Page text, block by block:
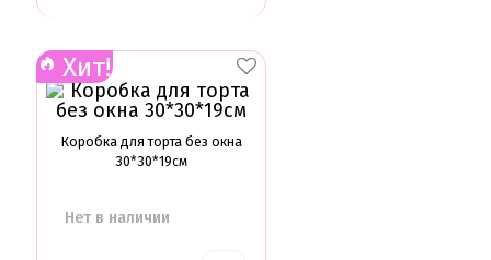
Хит!
Коробка для торта без окна
30*30*19см
Нет в наличии